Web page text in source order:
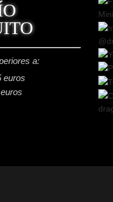
a:
euros